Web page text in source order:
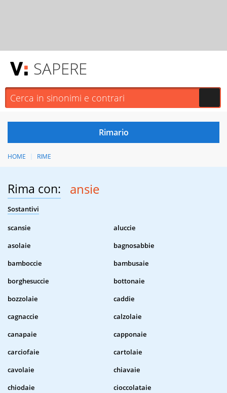
SAPERE
HOME RIME
Rima con: ansie
Sostantivi
scansie
aluccie
asolaie
bagnosabbie
bamboccie
bambusaie
borghesuccie
bottonaie
bozzolaie
caddie
cagnaccie
calzolaie
canapaie
capponaie
carciofaie
cartolaie
cavolaie
chiavaie
chiodaie
cioccolataie